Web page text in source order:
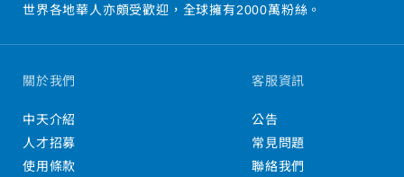
世界各地華人亦頗受歡迎，全球擁有2000萬粉絲。
關於我們
中天介紹
人才招募
使用條款
客服資訊
公告
常見問題
聯絡我們